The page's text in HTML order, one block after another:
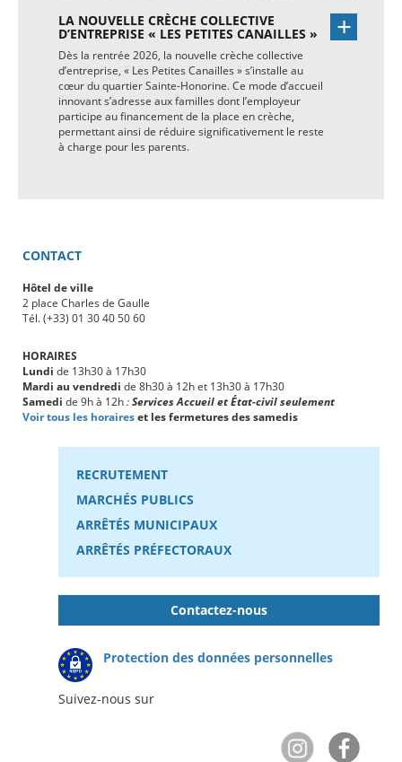
LA NOUVELLE CRÈCHE COLLECTIVE
D’ENTREPRISE « LES PETITES CANAILLES »
Dès la rentrée 2026, la nouvelle crèche collective
d’entreprise, « Les Petites Canailles » s’installe au
cœur du quartier Sainte-Honorine. Ce mode d’accueil
innovant s’adresse aux familles dont l’employeur
participe au financement de la place en crèche,
permettant ainsi de réduire significativement le reste
à charge pour les parents.
CONTACT
Hôtel de ville
2 place Charles de Gaulle
Tél. (+33) 01 30 40 50 60
HORAIRES
Lundi de 13h30 à 17h30
Mardi au vendredi de 8h30 à 12h et 13h30 à 17h30
Samedi de 9h à 12h:Services Accueil et État-civil seulement
Voir tous les horaireset les fermetures des samedis
RECRUTEMENT
MARCHÉS PUBLICS
ARRÊTÉS MUNICIPAUX
ARRÊTÉS PRÉFECTORAUX
Contactez-nous
Protection des données personnelles
Suivez-nous sur